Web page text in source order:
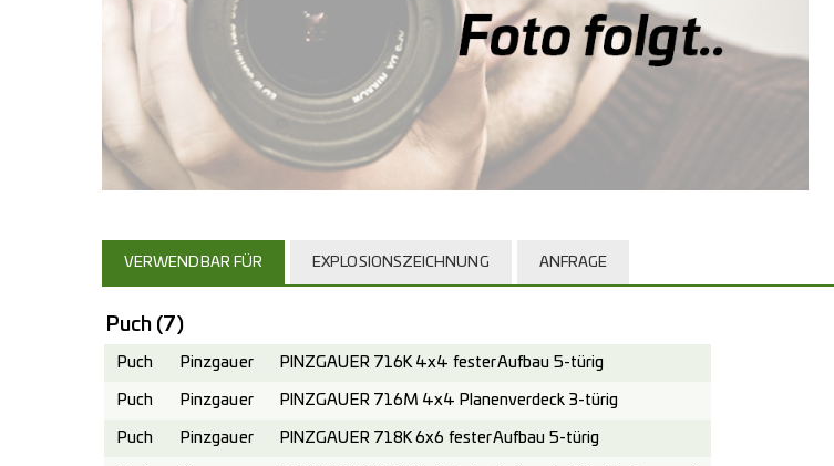
VERWENDBAR FÜR EXPLOSIONSZEICHNUNG ANFRAGE
Puch (7)
Puch Pinzgauer PINZGAUER 716K 4x4 fester Aufbau 5-türig
Puch Pinzgauer PINZGAUER 716M 4x4 Planenverdeck 3-türig
Puch Pinzgauer PINZGAUER 718K 6x6 fester Aufbau 5-türig